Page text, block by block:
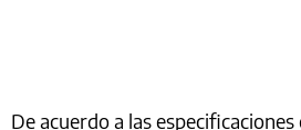
De acuerdo a las